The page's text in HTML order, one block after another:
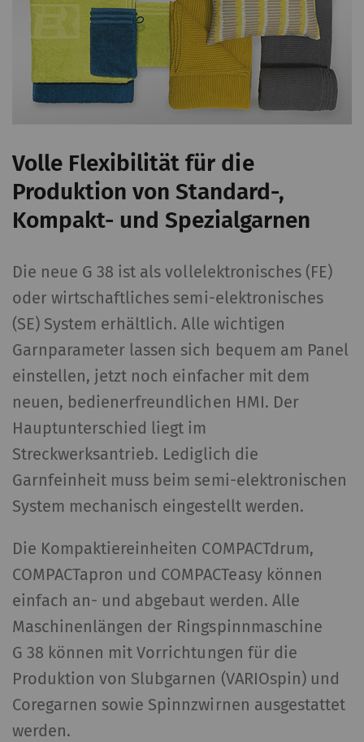
Volle Flexibilität für die
Produktion von Standard-,
Kompakt- und Spezialgarnen
Die neue G 38 ist als vollelektronisches (FE)
oder wirtschaftliches semi-elektronisches
(SE) System erhältlich. Alle wichtigen
Garnparameter lassen sich bequem am Panel
einstellen, jetzt noch einfacher mit dem
neuen, bedienerfreundlichen HMI. Der
Hauptunterschied liegt im
Streckwerksantrieb. Lediglich die
Garnfeinheit muss beim semi-elektronischen
System mechanisch eingestellt werden.
Die Kompaktiereinheiten COMPACTdrum,
COMPACTapron und COMPACTeasy können
einfach an- und abgebaut werden. Alle
Maschinenlängen der Ringspinnmaschine
G 38 können mit Vorrichtungen für die
Produktion von Slubgarnen (VARIOspin) und
Coregarnen sowie Spinnzwirnen ausgestattet
werden.